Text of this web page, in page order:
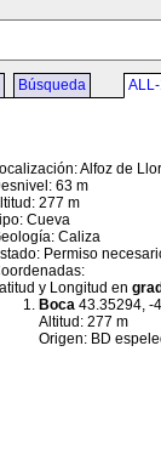
Búsqueda
Alfoz de
63 m
277 m
Cueva
Caliza
Permiso
y Longitud en
Boca 43.35294, -
Altitud: 277 m
Origen: BD